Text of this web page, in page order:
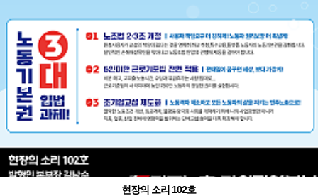
현장의 소리 102호